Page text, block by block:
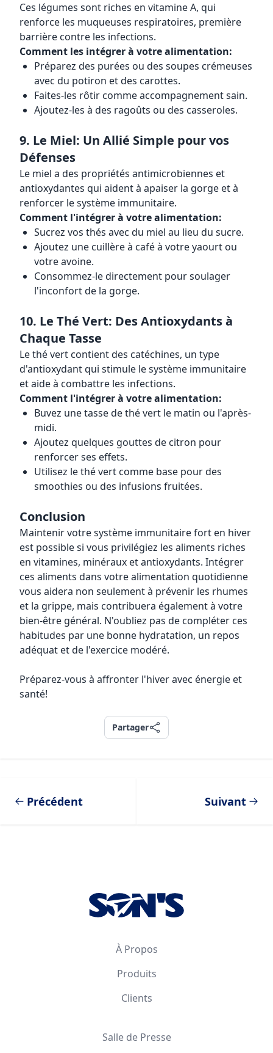
Ces légumes sont riches en vitamine A, qui
renforce les muqueuses respiratoires, première
barrière contre les infections.
Comment les intégrer à votre alimentation:
Préparez des purées ou des soupes crémeuses
avec du potiron et des carottes.
Faites-les rôtir comme accompagnement sain.
Ajoutez-les à des ragoûts ou des casseroles.
9. Le Miel: Un Allié Simple pour vos
Défenses
Le miel a des propriétés antimicrobiennes et
antioxydantes qui aident à apaiser la gorge et à
renforcer le système immunitaire.
Comment l'intégrer à votre alimentation:
Sucrez vos thés avec du miel au lieu du sucre.
Ajoutez une cuillère à café à votre yaourt ou
votre avoine.
Consommez-le directement pour soulager
l'inconfort de la gorge.
10. Le Thé Vert: Des Antioxydants à
Chaque Tasse
Le thé vert contient des catéchines, un type
d'antioxydant qui stimule le système immunitaire
et aide à combattre les infections.
Comment l'intégrer à votre alimentation:
Buvez une tasse de thé vert le matin ou l'après-
midi.
Ajoutez quelques gouttes de citron pour
renforcer ses effets.
Utilisez le thé vert comme base pour des
smoothies ou des infusions fruitées.
Conclusion
Maintenir votre système immunitaire fort en hiver
est possible si vous privilégiez les aliments riches
en vitamines, minéraux et antioxydants. Intégrer
ces aliments dans votre alimentation quotidienne
vous aidera non seulement à prévenir les rhumes
et la grippe, mais contribuera également à votre
bien-être général. N'oubliez pas de compléter ces
habitudes par une bonne hydratation, un repos
adéquat et de l'exercice modéré.
Préparez-vous à affronter l'hiver avec énergie et
santé!
Partager
Partager
Précédent Suivant
À Propos
Produits
Clients
Salle de Presse